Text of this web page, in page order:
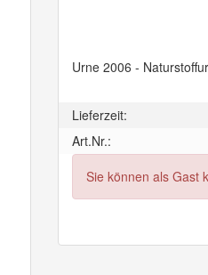
Urne 2006 -
Lieferzeit:
Art.Nr.:
Sie können als Gast